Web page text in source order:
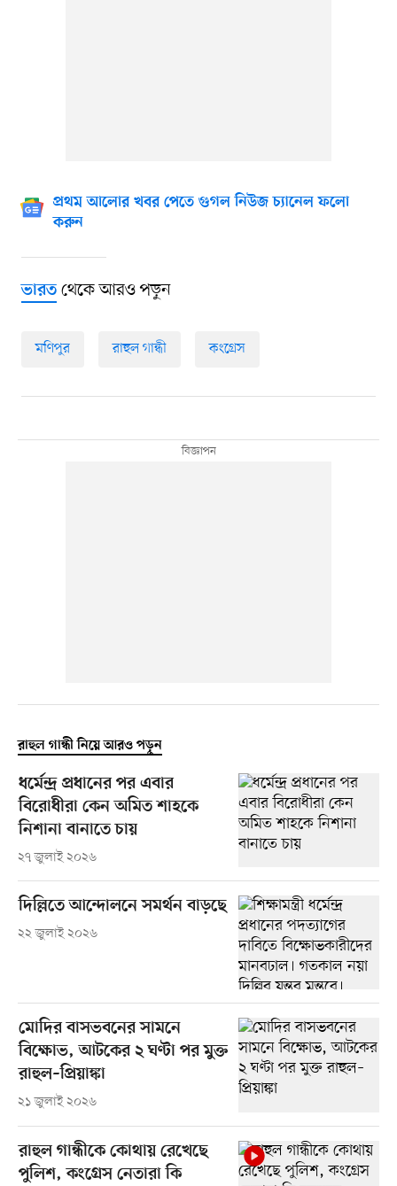
প্রথম আলোর খবর পেতে গুগল নিউজ চ্যানেল ফলো
করুন
ভারতথেকে আরও পড়ুন
মণিপুর রাহুল গান্ধী কংগ্রেস
রাহুল গান্ধী নিয়ে আরও পড়ুন
ধর্মেন্দ্র প্রধানের পর এবার
বিরোধীরা কেন অমিত শাহকে
নিশানা বানাতে চায়
২৭ জুলাই ২০২৬
দিল্লিতে আন্দোলনে সমর্থন বাড়ছে
২২ জুলাই ২০২৬
মোদির বাসভবনের সামনে
বিক্ষোভ, আটকের ২ ঘণ্টা পর মুক্ত
রাহুল–প্রিয়াঙ্কা
২১ জুলাই ২০২৬
রাহুল গান্ধীকে কোথায় রেখেছে
পুলিশ, কংগ্রেস নেতারা কি